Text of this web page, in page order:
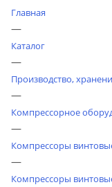
Главная
—
Каталог
—
Производство,
—
Компрессорное
—
Компрессоры
—
Компрессоры